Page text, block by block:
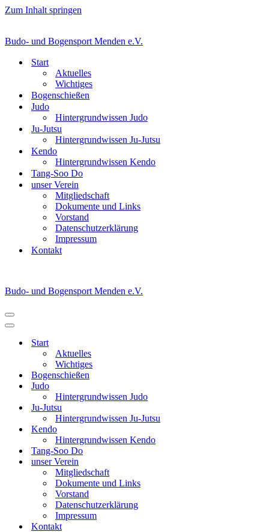
Zum Inhalt springen
Budo- und Bogensport Menden e.V.
Start
Aktuelles
Wichtiges
Bogenschießen
Judo
Hintergrundwissen Judo
Ju-Jutsu
Hintergrundwissen Ju-Jutsu
Kendo
Hintergrundwissen Kendo
Tang-Soo Do
unser Verein
Mitgliedschaft
Dokumente und Links
Vorstand
Datenschutzerklärung
Impressum
Kontakt
Budo- und Bogensport Menden e.V.
Navigationsmenü
Navigationsmenü
Start
Aktuelles
Wichtiges
Bogenschießen
Judo
Hintergrundwissen Judo
Ju-Jutsu
Hintergrundwissen Ju-Jutsu
Kendo
Hintergrundwissen Kendo
Tang-Soo Do
unser Verein
Mitgliedschaft
Dokumente und Links
Vorstand
Datenschutzerklärung
Impressum
Kontakt